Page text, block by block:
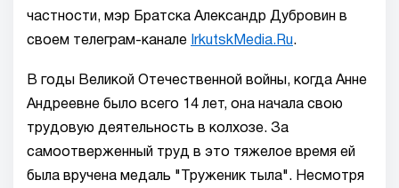
частности, мэр Братска Александр Дубровин в
своем телеграм-канале
IrkutskMedia.Ru .
В годы Великой Отечественной войны, когда Анне
Андреевне было всего 14 лет, она начала свою
трудовую деятельность в колхозе. За
самоотверженный труд в это тяжелое время ей
была вручена медаль "Труженик тыла". Несмотря